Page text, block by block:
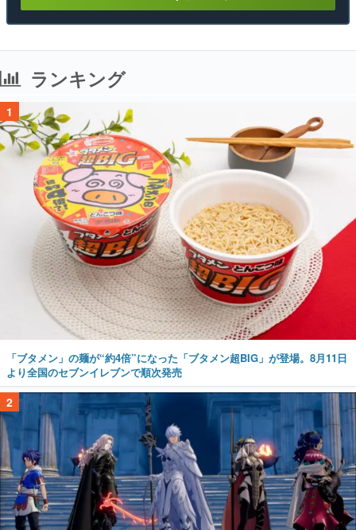
ランキング
1
「ブタメン」の麺が“約4倍”になった「ブタメン超BIG」が登場。8月11日
より全国のセブンイレブンで順次発売
2